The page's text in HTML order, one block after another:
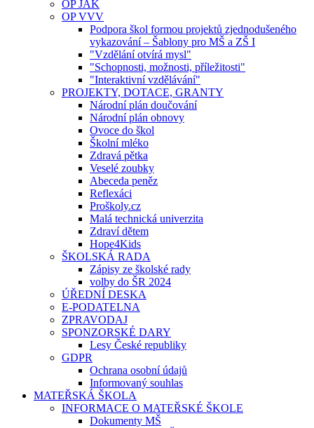
OP JAK
OP VVV
Podpora škol formou projektů zjednodušeného
vykazování – Šablony pro MŠ a ZŠ I
"Vzdělání otvírá mysl"
"Schopnosti, možnosti, příležitosti"
"Interaktivní vzdělávání"
PROJEKTY, DOTACE, GRANTY
Národní plán doučování
Národní plán obnovy
Ovoce do škol
Školní mléko
Zdravá pětka
Veselé zoubky
Abeceda peněz
Reflexáci
Proškoly.cz
Malá technická univerzita
Zdraví dětem
Hope4Kids
ŠKOLSKÁ RADA
Zápisy ze školské rady
volby do ŠR 2024
ÚŘEDNÍ DESKA
E-PODATELNA
ZPRAVODAJ
SPONZORSKÉ DARY
Lesy České republiky
GDPR
Ochrana osobní údajů
Informovaný souhlas
MATEŘSKÁ ŠKOLA
INFORMACE O MATEŘSKÉ ŠKOLE
Dokumenty MŠ